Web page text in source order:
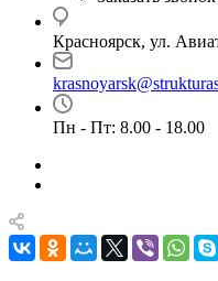
Красноярск, ул.
Пн - Пт: 8.00 - 18.00